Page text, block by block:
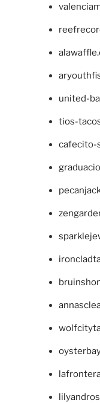
united-
tios-
cafecito-